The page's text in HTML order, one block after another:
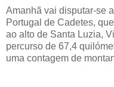
Amanhã vai disputar-se
Portugal de Cadetes,
ao alto de Santa Luzia,
percurso de 67,4
uma contagem de